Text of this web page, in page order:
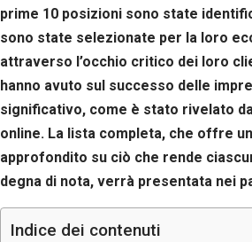
prime 10 posizioni sono state
sono state selezionate per la loro
attraverso l’occhio critico dei loro
hanno avuto sul successo delle
significativo, come è stato rivelato
online. La lista completa, che offre
approfondito su ciò che rende
degna di nota, verrà presentata nei
Indice dei contenuti